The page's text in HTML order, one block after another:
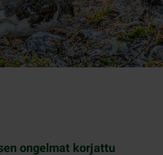
ongelmat korjattu